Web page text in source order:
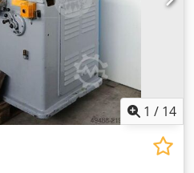
brusne ploče potpuna
signalna lampa Konjica s
Prirubnica 1 komad Brusna
na upit Stezni uređaji na upit
(potrebno je puštanje u
jamstva) Dwsdpfx Aozn U S
1 / 14